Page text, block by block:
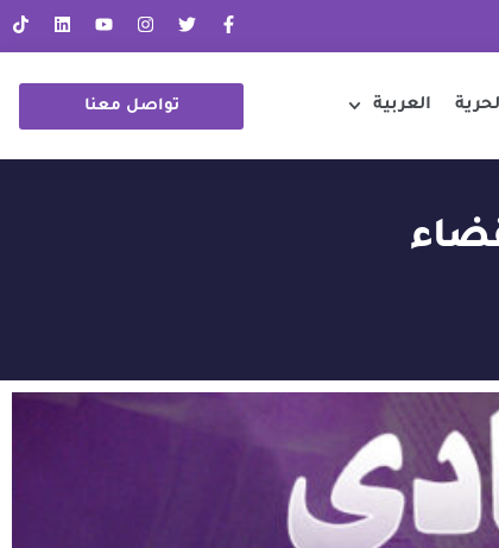
العربية تواصل معنا